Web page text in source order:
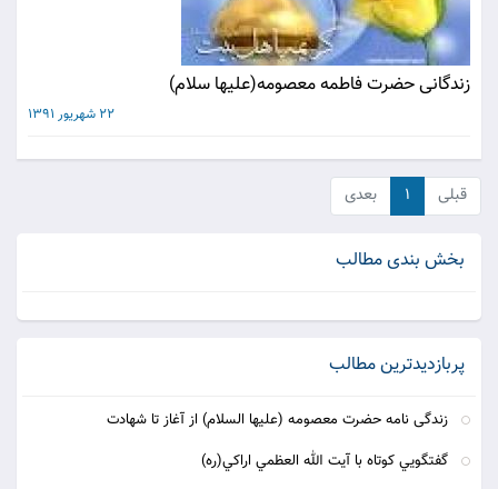
زندگانى حضرت فاطمه معصومه(عليها سلام)
22 شهریور 1391
قبلی ۱ بعدی
بخش بندی مطالب
پربازدیدترین مطالب
زندگى نامه حضرت معصومه (عليها السلام) از آغاز تا شهادت‏
گفتگويي كوتاه با آيت الله العظمي اراكي(ره)